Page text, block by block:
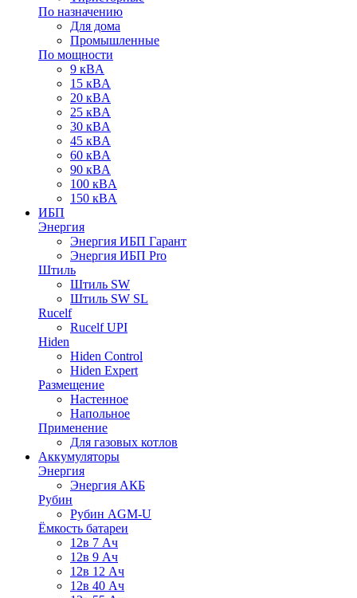
По назначению
Для дома
Промышленные
По мощности
9 кВA
15 кВA
20 кВA
25 кВA
30 кВA
45 кВA
60 кВA
90 кВA
100 кВA
150 кВA
ИБП
Энергия
Энергия ИБП Гарант
Энергия ИБП Pro
Штиль
Штиль SW
Штиль SW SL
Rucelf
Rucelf UPI
Hiden
Hiden Control
Hiden Expert
Размещение
Настенное
Напольное
Применение
Для газовых котлов
Аккумуляторы
Энергия
Энергия АКБ
Рубин
Рубин AGM-U
Ёмкость батареи
12в 7 Ач
12в 9 Ач
12в 12 Ач
12в 40 Ач